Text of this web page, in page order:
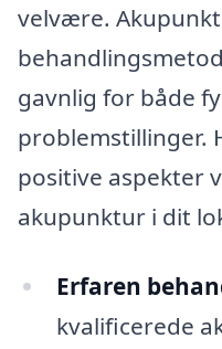
velvære.
gavnlig for både
problemstillinger.
positive aspekter
akupunktur i dit
Erfaren
kvalificerede